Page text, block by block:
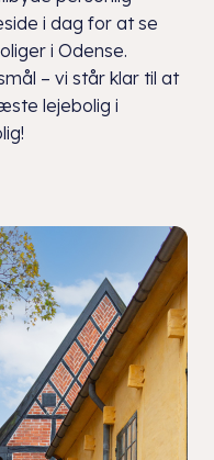
i dag for at se
i Odense.
– vi står klar til at
lejebolig i